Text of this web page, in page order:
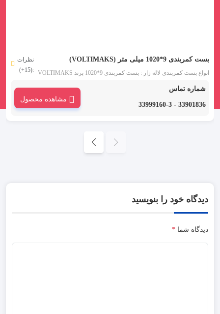
بست کمربندی 9*1020 میلی متر (VOLTIMAKS)
انواع بست کمربندی لاله زار : بست کمربندی 9*1020 برند VOLTIMAKS
دسته از انواع بست پلاستیکی که بست زیپی نیز نامیده می شود، از جنس
نظرات
:(15+)
شماره تماس
33901836 - 33999160-3
مشاهده محصول
دیدگاه خود را بنویسید
دیدگاه شما *